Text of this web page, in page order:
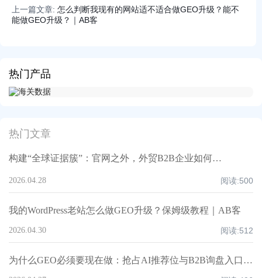
热门产品
热门文章
构建“全球证据簇”：官网之外，外贸B2B企业如何让AI反复验证并优先推荐你丨AB客
2026.04.28 阅读:500
我的WordPress老站怎么做GEO升级？保姆级教程｜AB客
2026.04.30 阅读:512
为什么GEO必须要现在做：抢占AI推荐位与B2B询盘入口（AB客外贸GEO）
上一篇文章: 怎么判断我现有的网站适不适合做GEO升级？能不
能做GEO升级？｜AB客